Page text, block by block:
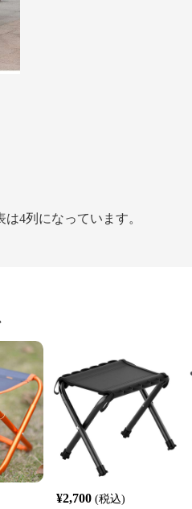
4列になっています。
¥2,700 (税込)